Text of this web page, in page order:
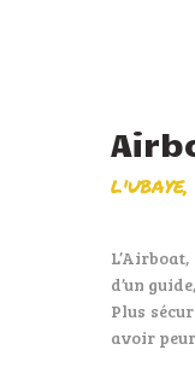
L'UBAYE
d’un guide,
Plus
avoir